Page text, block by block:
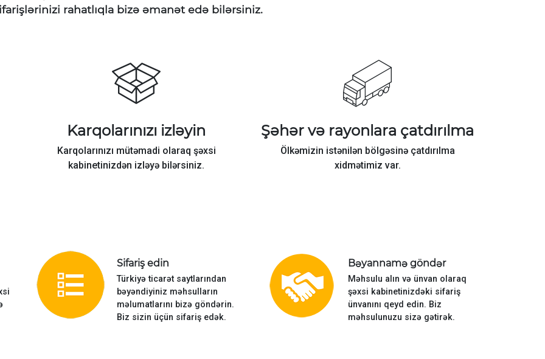
rahatlıqla bizə əmanət edə bilərsiniz.
Karqolarınızı izləyin
Karqolarınızı mütəmadi olaraq şəxsi
kabinetinizdən izləyə bilərsiniz.
Şəhər və rayonlara çatdırılma
Ölkəmizin istənilən bölgəsinə çatdırılma
xidmətimiz var.
Sifariş edin
Türkiyə ticarət saytlarından
bəyəndiyiniz məhsulların
məlumatlarını bizə göndərin.
Biz sizin üçün sifariş edək.
Bəyannamə göndər
Məhsulu alın və ünvan olaraq
şəxsi kabinetinizdəki sifariş
ünvanını qeyd edin. Biz
məhsulunuzu sizə gətirək.